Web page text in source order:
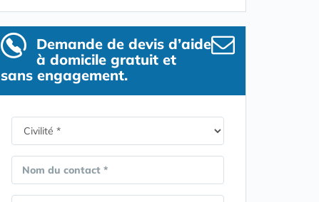
Demande de devis d’aide
à domicile gratuit et
sans engagement.
Nom du contact *